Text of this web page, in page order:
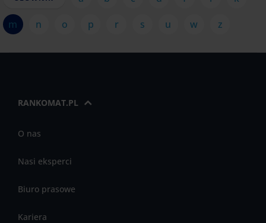
m
n o p r s u w z
RANKOMAT.PL
O nas
Nasi eksperci
Biuro prasowe
Kariera